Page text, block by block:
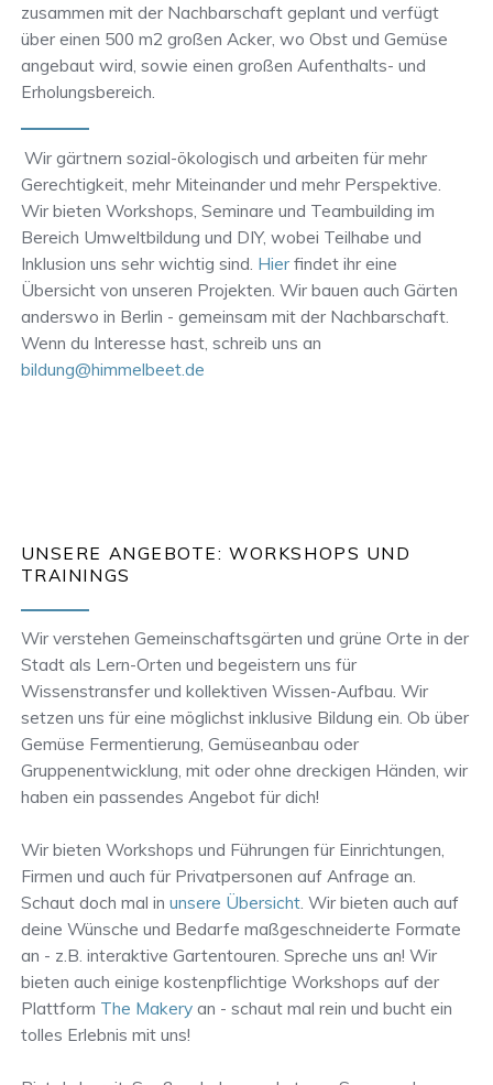
zusammen mit der Nachbarschaft geplant und verfügt
über einen 500 m2 großen Acker, wo Obst und Gemüse
angebaut wird, sowie einen großen Aufenthalts- und
Erholungsbereich.
Wir gärtnern sozial-ökologisch und arbeiten für mehr
Gerechtigkeit, mehr Miteinander und mehr Perspektive.
Wir bieten Workshops, Seminare und Teambuilding im
Bereich Umweltbildung und DIY, wobei Teilhabe und
Inklusion uns sehr wichtig sind. Hierfindet ihr eine
Übersicht von unseren Projekten. Wir bauen auch Gärten
anderswo in Berlin - gemeinsam mit der Nachbarschaft.
Wenn du Interesse hast, schreib uns an
bildung@himmelbeet.de
UNSERE ANGEBOTE: WORKSHOPS UND
TRAININGS
Wir verstehen Gemeinschaftsgärten und grüne Orte in der
Stadt als Lern-Orten und begeistern uns für
Wissenstransfer und kollektiven Wissen-Aufbau. Wir
setzen uns für eine möglichst inklusive Bildung ein. Ob über
Gemüse Fermentierung, Gemüseanbau oder
Gruppenentwicklung, mit oder ohne dreckigen Händen, wir
haben ein passendes Angebot für dich!
Wir bieten Workshops und Führungen für Einrichtungen,
Firmen und auch für Privatpersonen auf Anfrage an.
Schaut doch mal in unsere Übersicht. Wir bieten auch auf
deine Wünsche und Bedarfe maßgeschneiderte Formate
an - z.B. interaktive Gartentouren. Spreche uns an! Wir
bieten auch einige kostenpflichtige Workshops auf der
Plattform The Makeryan - schaut mal rein und bucht ein
tolles Erlebnis mit uns!